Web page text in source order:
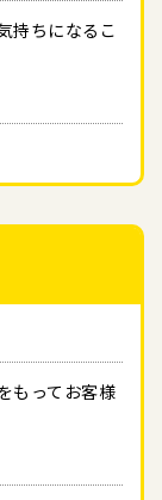
持ちになるこ
もってお客様